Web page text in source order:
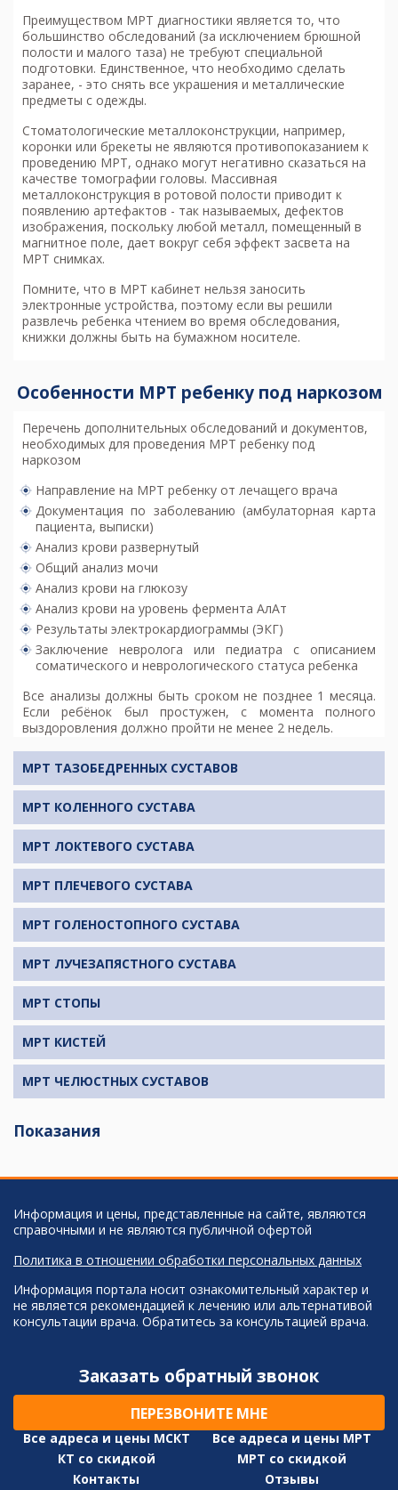
Преимуществом МРТ диагностики является то, что
большинство обследований (за исключением брюшной
полости и малого таза) не требуют специальной
подготовки. Единственное, что необходимо сделать
заранее, - это снять все украшения и металлические
предметы с одежды.
Стоматологические металлоконструкции, например,
коронки или брекеты не являются противопоказанием к
проведению МРТ, однако могут негативно сказаться на
качестве томографии головы. Массивная
металлоконструкция в ротовой полости приводит к
появлению артефактов - так называемых, дефектов
изображения, поскольку любой металл, помещенный в
магнитное поле, дает вокруг себя эффект засвета на
МРТ снимках.
Помните, что в МРТ кабинет нельзя заносить
электронные устройства, поэтому если вы решили
развлечь ребенка чтением во время обследования,
книжки должны быть на бумажном носителе.
Особенности МРТ ребенку под наркозом
Перечень дополнительных обследований и документов,
необходимых для проведения МРТ ребенку под
наркозом
Направление на МРТ ребенку от лечащего врача
Документация по заболеванию (амбулаторная карта
пациента, выписки)
Анализ крови развернутый
Общий анализ мочи
Анализ крови на глюкозу
Анализ крови на уровень фермента АлАт
Результаты электрокардиограммы (ЭКГ)
Заключение невролога или педиатра с описанием
соматического и неврологического статуса ребенка
Все анализы должны быть сроком не позднее 1 месяца.
Если ребёнок был простужен, с момента полного
выздоровления должно пройти не менее 2 недель.
МРТ ТАЗОБЕДРЕННЫХ СУСТАВОВ
МРТ КОЛЕННОГО СУСТАВА
МРТ ЛОКТЕВОГО СУСТАВА
МРТ ПЛЕЧЕВОГО СУСТАВА
МРТ ГОЛЕНОСТОПНОГО СУСТАВА
МРТ ЛУЧЕЗАПЯСТНОГО СУСТАВА
МРТ СТОПЫ
МРТ КИСТЕЙ
МРТ ЧЕЛЮСТНЫХ СУСТАВОВ
Показания
Информация и цены, представленные на сайте, являются
справочными и не являются публичной офертой
Политика в отношении обработки персональных данных
Информация портала носит ознакомительный характер и
не является рекомендацией к лечению или альтернативой
консультации врача. Обратитесь за консультацией врача.
Заказать обратный звонок
ПЕРЕЗВОНИТЕ МНЕ
Все адреса и цены МСКТ
Все адреса и цены МРТ
КТ со скидкой
МРТ со скидкой
Контакты
Отзывы